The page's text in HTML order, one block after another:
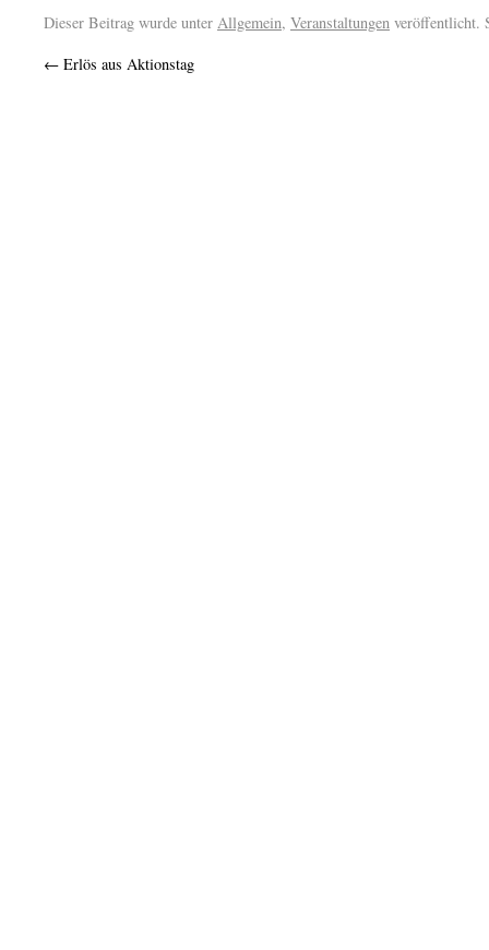
Dieser Beitrag wurde unter Allgemein, Veranstaltungen veröffentlicht.
← Erlös aus Aktionstag